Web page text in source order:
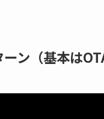
ン（基本は